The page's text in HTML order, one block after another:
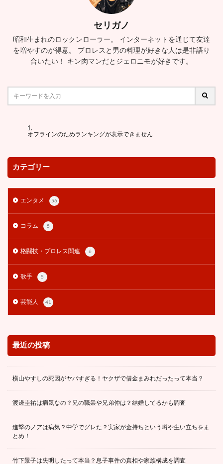
セリガノ
昭和生まれのロックンローラー。 インターネットを通じて友達
を増やすのが得意。 プロレスと男の料理が好きな人は是非語り
合いたい！ キン肉マンだとジェロニモが好きです。
オフラインのためランキングが表示できません
カテゴリー
エンタメ 56
コラム 5
格闘技・プロレス関連 6
歌手 5
芸能人 41
最近の投稿
横山やすしの死因がヤバすぎる！ヤクザで借金まみれだったって本当？
渡邊圭祐は病気なの？兄の職業や兄弟仲は？結婚してるかも調査
進撃のノアは病気？中学でグレた？実家が金持ちという噂や生い立ちをま
とめ！
竹下景子は失明したって本当？息子事件の真相や家族構成を調査